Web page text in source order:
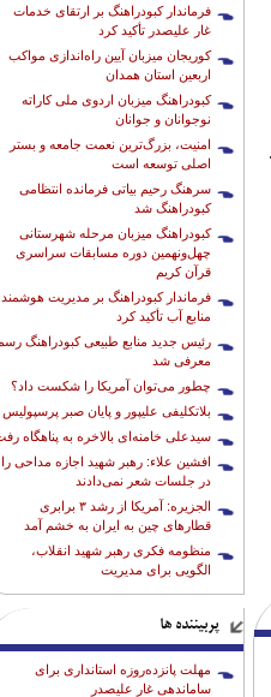
فرماندار کبودراهنگ بر ارتقای خدمات
غار علیصدر تأکید کرد
کوریجان میزبان آیین راه‌اندازی مواکب
اربعین استان همدان
کبودراهنگ میزبان اردوی ملی کاراته
نوجوانان و جوانان
امنیت، بزرگ‌ترین نعمت جامعه و بستر
اصلی توسعه است
سرهنگ رحیم بیاتی فرمانده انتظامی
کبودراهنگ شد
کبودراهنگ میزبان مرحله شهرستانی
چهل‌ونهمین دوره مسابقات سراسری
قرآن کریم
فرماندار کبودراهنگ بر مدیریت هوشمند
منابع آب تأکید کرد
رئیس جدید منابع طبیعی کبودراهنگ
معرفی شد
چطور می‌توان آمریکا را شکست داد؟
بلاتکلیفی علیپور و پایان صبر پرسپولیس
سیدعلی خامنه‌ای بالاخره به پناهگاه
افشین علاء: رهبر شهید اجازه مداحی را
در جلسات شعر نمی‌دادند
الجزیره: آمریکا از رشد ۳ برابری
قطارهای چین به ایران به خشم آمد
منظومه فکری رهبر شهید انقلاب،
الگویی برای مدیریت
پربیننده ها
مهلت پانزده‌روزه استانداری برای
ساماندهی غار علیصدر